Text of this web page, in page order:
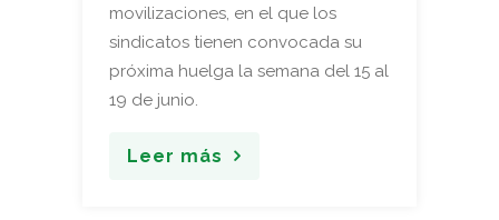
movilizaciones, en el que los
sindicatos tienen convocada su
próxima huelga la semana del 15 al
19 de junio.
Leer más